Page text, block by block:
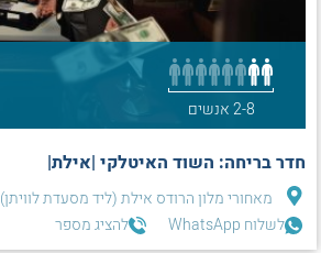
2-8 אנשים
חדר בריחה: השוד האיטלקי |אילת|
מאחורי מלון הרודס אילת (ליד מסעדת לוויתן)
לשלוח WhatsApp
להציג מספר